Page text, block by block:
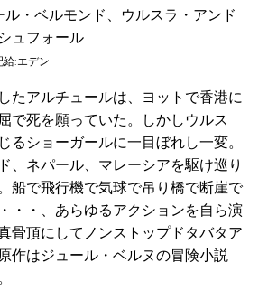
・ベルモンド、ウルスラ・アンド
ュフォール
:エデン
たアルチュールは、ヨットで香港に
で死を願っていた。しかしウルス
るショーガールに一目ぼれし一変。
、ネパール、マレーシアを駆け巡り
船で飛行機で気球で吊り橋で断崖で
・・、あらゆるアクションを自ら演
骨頂にしてノンストップドタバタア
作はジュール・ベルヌの冒険小説